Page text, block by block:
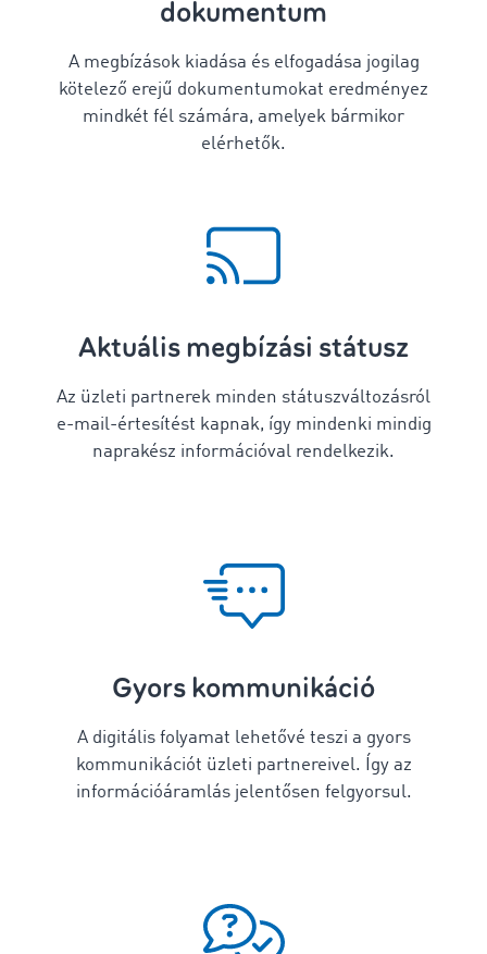
dokumentum
A megbízások kiadása és elfogadása jogilag
kötelező erejű dokumentumokat eredményez
mindkét fél számára, amelyek bármikor
elérhetők.
Aktuális megbízási státusz
Az üzleti partnerek minden státuszváltozásról
e-mail-értesítést kapnak, így mindenki mindig
naprakész információval rendelkezik.
Gyors kommunikáció
A digitális folyamat lehetővé teszi a gyors
kommunikációt üzleti partnereivel. Így az
információáramlás jelentősen felgyorsul.